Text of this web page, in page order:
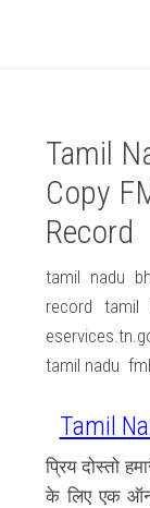
Tamil
Copy
Record
tamil nadu
record tamil
tamil nadu
Tamil
प्रिय दोस्तो
के लिए एक